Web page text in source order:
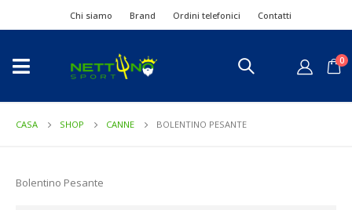
Chi siamo Brand Ordini telefonici Contatti
0
CASA SHOP CANNE BOLENTINO PESANTE
Bolentino Pesante